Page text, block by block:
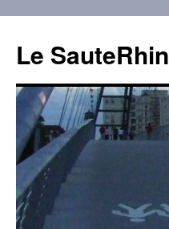
contenu
Le SauteRhin